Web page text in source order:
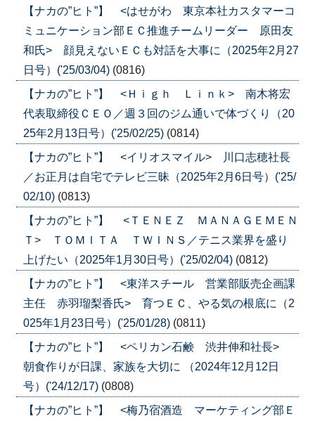
【ナカの”ヒト”】 <はせがわ 東京本社カスタマーコ
ミュニケーション部ＥＣ推進チームリーダー 原田友
和氏> 顔見えないＥＣも対話を大事に（2025年2月27
日号）('25/03/04) (0816)
【ナカの”ヒト”】 <Ｈｉｇｈ Ｌｉｎｋ> 南木将宏
代表取締役ＣＥＯ／週３回のジム通いで体づくり（20
25年2月13日号）('25/02/25) (0814)
【ナカの”ヒト”】 <イリオスマイル> 川口志穂社長
／お正月は自宅でテレビ三昧（2025年2月6日号）('25/
02/10) (0813)
【ナカの”ヒト”】 <ＴＥＮＥＺ ＭＡＮＡＧＥＭＥＮ
Ｔ> ＴＯＭＩＴＡ ＴＷＩＮＳ／テニス業界を盛り
上げたい（2025年1月30日号）('25/02/04) (0812)
【ナカの”ヒト”】 <東洋スチール 営業部販売企画課
主任 赤羽瑠梨香氏> 育つＥＣ、やる気の根底に（2
025年1月23日号）('25/01/28) (0811)
【ナカの”ヒト”】 <ペリカン石鹸 渋井伸和社長>
朝食作りが日課、家族を大切に （2024年12月12日
号）('24/12/17) (0808)
【ナカの”ヒト”】 <梅乃宿酒造 マーケティング部Ｅ